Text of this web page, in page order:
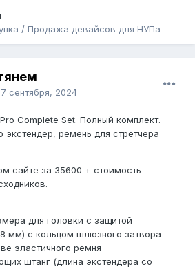
/ Продажа девайсов для НУПа
7 сентября, 2024
Complete Set. Полный комплект.
экстендер, ремень для стретчера
сайте за 35600 + стоимость
для головки с защитой
мм) с кольцом шлюзного затвора
эластичного ремня
штанг (длина экстендера со